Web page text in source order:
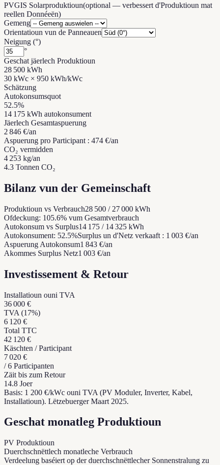
PVGIS Solarproduktioun(optional — verbessert d'Produktioun mat
reellen Donnéeën)
Gemeng
Orientatioun vun de Panneauen
Neigung (°)
°
Geschat jäerlech Produktioun
28 500 kWh
30 kWc × 950 kWh/kWc
Schätzung
Autokonsumsquot
52.5%
14 175 kWh autokonsument
Jäerlech Gesamtaspuerung
2 846 €/an
Aspuerung pro Participant : 474 €/an
CO₂ vermidden
4 253 kg/an
4.3 Tonnen CO₂
Bilanz vun der Gemeinschaft
Produktioun vs Verbrauch28 500 / 27 000 kWh
Ofdeckung: 105.6% vum Gesamtverbrauch
Autokonsum vs Surplus14 175 / 14 325 kWh
Autokonsument: 52.5%Surplus un d'Netz verkaaft : 1 003 €/an
Aspuerung Autokonsum1 843 €/an
Akommes Surplus Netz1 003 €/an
Investissement & Retour
Installatioun ouni TVA
36 000 €
TVA (17%)
6 120 €
Total TTC
42 120 €
Käschten / Participant
7 020 €
/6 Participanten
Zäit bis zum Retour
14.8 Joer
Basis: 1 200 €/kWc ouni TVA (PV Moduler, Inverter, Kabel,
Installatioun). Lëtzebuerger Maart 2025.
Geschat monatleg Produktioun
PV Produktioun
Duerchschnëttlech monatleche Verbrauch
Verdeelung baséiert op der duerchschnëttlecher Sonnenstralung zu